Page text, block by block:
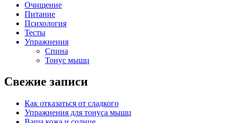
Очищение
Питание
Психология
Тесты
Упражнения
Спина
Тонус мышц
Свежие записи
Как отказаться от сладкого
Упражнения для тонуса мышц